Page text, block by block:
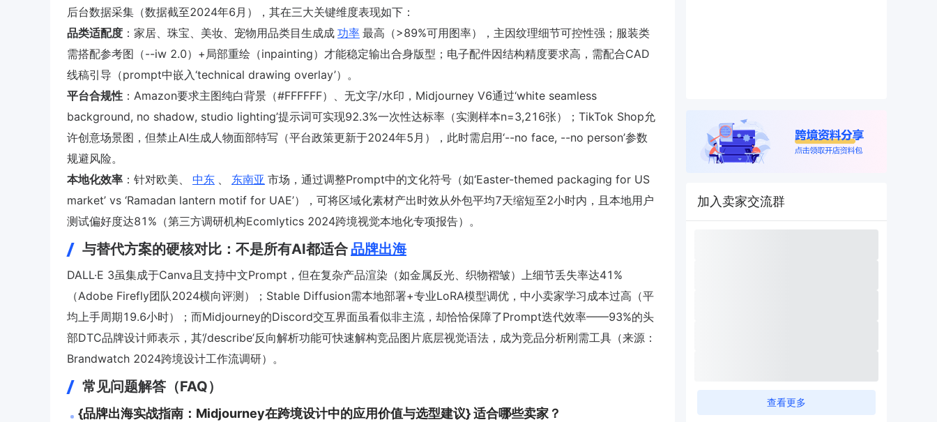
后台数据采集（数据截至2024年6月），其在三大关键维度表现如下：
品类适配度 ：家居、珠宝、美妆、宠物用品类目生成成 功率 最高（>89%可用图率），主因纹理细节可控性强；服装类
需搭配参考图（--iw 2.0）+局部重绘（inpainting）才能稳定输出合身版型；电子配件因结构精度要求高，需配合CAD
线稿引导（prompt中嵌入‘technical drawing overlay’）。
平台合规性 ：Amazon要求主图纯白背景（#FFFFFF）、无文字/水印，Midjourney V6通过‘white seamless
background, no shadow, studio lighting’提示词可实现92.3%一次性达标率（实测样本n=3,216张）；TikTok Shop允
许创意场景图，但禁止AI生成人物面部特写（平台政策更新于2024年5月），此时需启用‘--no face, --no person’参数
规避风险。
本地化效率 ：针对欧美、 中东 、 东南亚 市场，通过调整Prompt中的文化符号（如‘Easter-themed packaging for US
market’ vs ‘Ramadan lantern motif for UAE’），可将区域化素材产出时效从外包平均7天缩短至2小时内，且本地用户
测试偏好度达81%（第三方调研机构Ecomlytics 2024跨境视觉本地化专项报告）。
与替代方案的硬核对比：不是所有AI都适合 品牌出海
DALL·E 3虽集成于Canva且支持中文Prompt，但在复杂产品渲染（如金属反光、织物褶皱）上细节丢失率达41%
（Adobe Firefly团队2024横向评测）；Stable Diffusion需本地部署+专业LoRA模型调优，中小卖家学习成本过高（平
均上手周期19.6小时）；而Midjourney的Discord交互界面虽看似非主流，却恰恰保障了Prompt迭代效率——93%的头
部DTC品牌设计师表示，其‘/describe’反向解析功能可快速解构竞品图片底层视觉语法，成为竞品分析刚需工具（来源：
Brandwatch 2024跨境设计工作流调研）。
常见问题解答（FAQ）
{品牌出海实战指南：Midjourney在跨境设计中的应用价值与选型建议} 适合哪些卖家？
加入卖家交流群
查看更多